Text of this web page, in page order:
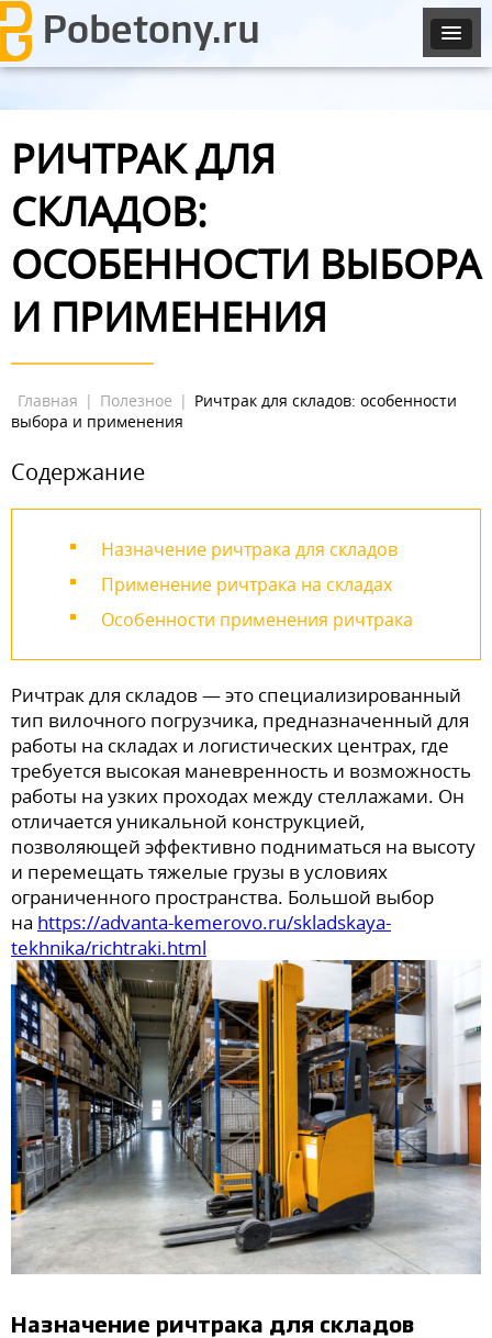
РИЧТРАК ДЛЯ
СКЛАДОВ:
ОСОБЕННОСТИ ВЫБОРА
И ПРИМЕНЕНИЯ
Главная | Полезное | Ричтрак для складов: особенности
выбора и применения
Содержание
Назначение ричтрака для складов
Применение ричтрака на складах
Особенности применения ричтрака
Ричтрак для складов — это специализированный
тип вилочного погрузчика, предназначенный для
работы на складах и логистических центрах, где
требуется высокая маневренность и возможность
работы на узких проходах между стеллажами. Он
отличается уникальной конструкцией,
позволяющей эффективно подниматься на высоту
и перемещать тяжелые грузы в условиях
ограниченного пространства. Большой выбор
на https://advanta-kemerovo.ru/skladskaya-
tekhnika/richtraki.html
Назначение ричтрака для складов